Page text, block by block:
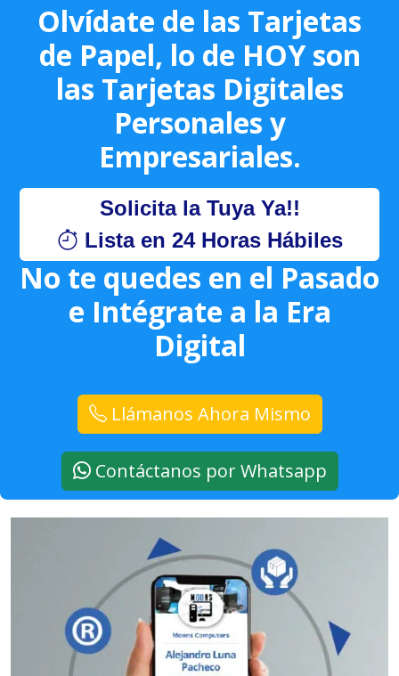
Olvídate de las Tarjetas
de Papel, lo de HOY son
las Tarjetas Digitales
Personales y
Empresariales.
Solicita la Tuya Ya!!
Lista en 24 Horas Hábiles
No te quedes en el Pasado
e Intégrate a la Era
Digital
Llámanos Ahora Mismo
Contáctanos por Whatsapp